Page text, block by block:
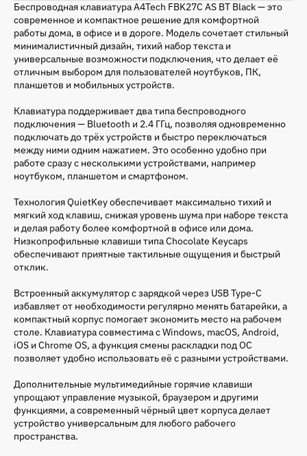
Беспроводная клавиатура A4Tech FBK27C AS BT Black — это
современное и компактное решение для комфортной
работы дома, в офисе и в дороге. Модель сочетает стильный
минималистичный дизайн, тихий набор текста и
универсальные возможности подключения, что делает её
отличным выбором для пользователей ноутбуков, ПК,
планшетов и мобильных устройств.
Клавиатура поддерживает два типа беспроводного
подключения — Bluetooth и 2.4 ГГц, позволяя одновременно
подключать до трёх устройств и быстро переключаться
между ними одним нажатием. Это особенно удобно при
работе сразу с несколькими устройствами, например
ноутбуком, планшетом и смартфоном.
Технология QuietKey обеспечивает максимально тихий и
мягкий ход клавиш, снижая уровень шума при наборе текста
и делая работу более комфортной в офисе или дома.
Низкопрофильные клавиши типа Chocolate Keycaps
обеспечивают приятные тактильные ощущения и быстрый
отклик.
Встроенный аккумулятор с зарядкой через USB Type-C
избавляет от необходимости регулярно менять батарейки, а
компактный корпус помогает экономить место на рабочем
столе. Клавиатура совместима с Windows, macOS, Android,
iOS и Chrome OS, а функция смены раскладки под ОС
позволяет удобно использовать её с разными устройствами.
Дополнительные мультимедийные горячие клавиши
упрощают управление музыкой, браузером и другими
функциями, а современный чёрный цвет корпуса делает
устройство универсальным для любого рабочего
пространства.